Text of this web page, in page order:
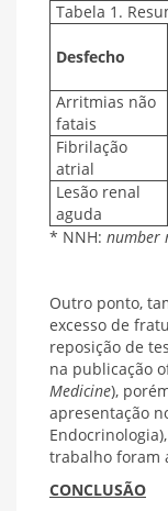
Tabela 1.
Desfecho
Arritmias não
fatais
Fibrilação
atrial
Lesão renal
aguda
* NNH: number
Outro ponto,
excesso de
reposição de
na publicação
Medicine),
apresentação
trabalho foram
CONCLUSÃO